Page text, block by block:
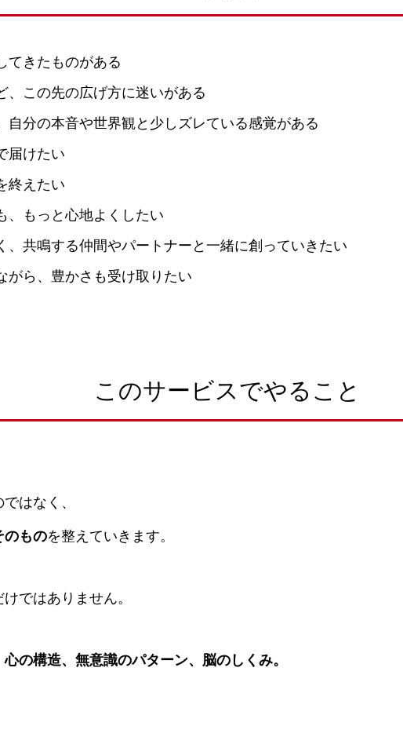
てきたものがある
、この先の広げ方に迷いがある
自分の本音や世界観と少しズレている感覚がある
届けたい
終えたい
、もっと心地よくしたい
、共鳴する仲間やパートナーと一緒に創っていきたい
がら、豊かさも受け取りたい
このサービスでやること
はなく、
のものを整えていきます。
ではありません。
の構造、無意識のパターン、脳のしくみ。